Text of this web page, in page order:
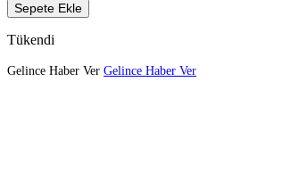
Sepete Ekle
Tükendi
Gelince Haber Ver Gelince Haber Ver